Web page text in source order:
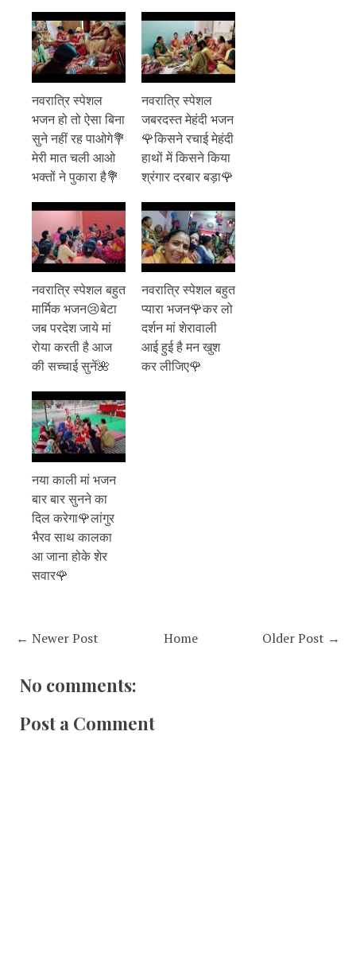
नवरात्रि स्पेशल
भजन हो तो ऐसा बिना
सुने नहीं रह पाओगे💐
मेरी मात चली आओ
भक्तों ने पुकारा है💐
नवरात्रि स्पेशल
जबरदस्त मेहंदी भजन
🌹किसने रचाई मेहंदी
हाथों में किसने किया
श्रंगार दरबार बड़ा🌹
नवरात्रि स्पेशल बहुत
मार्मिक भजन😢बेटा
जब परदेश जाये मां
रोया करती है आज
की सच्चाई सुनें🌺
नवरात्रि स्पेशल बहुत
प्यारा भजन🌹कर लो
दर्शन मां शेरावाली
आई हुई है मन खुश
कर लीजिए🌹
नया काली मां भजन
बार बार सुनने का
दिल करेगा🌹लांगुर
भैरव साथ कालका
आ जाना होके शेर
सवार🌹
← Newer Post Older Post →
Home
No comments:
Post a Comment